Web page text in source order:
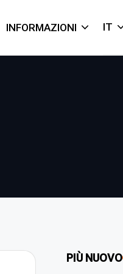
INFORMAZIONI IT
PIÙ NUOVO